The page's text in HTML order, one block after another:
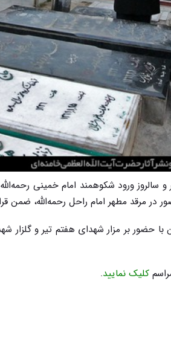
و سالروز ورود شکوهمند امام خمینی
در مرقد مطهر امام راحل رحمه‌الله، ضمن
با حضور بر مزار شهدای هفتم تیر و
کلیک نمایید.